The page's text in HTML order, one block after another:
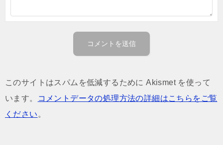
このサイトはスパムを低減するために Akismet を使って
います。
コメントデータの処理方法の詳細はこちらをご覧
ください 。